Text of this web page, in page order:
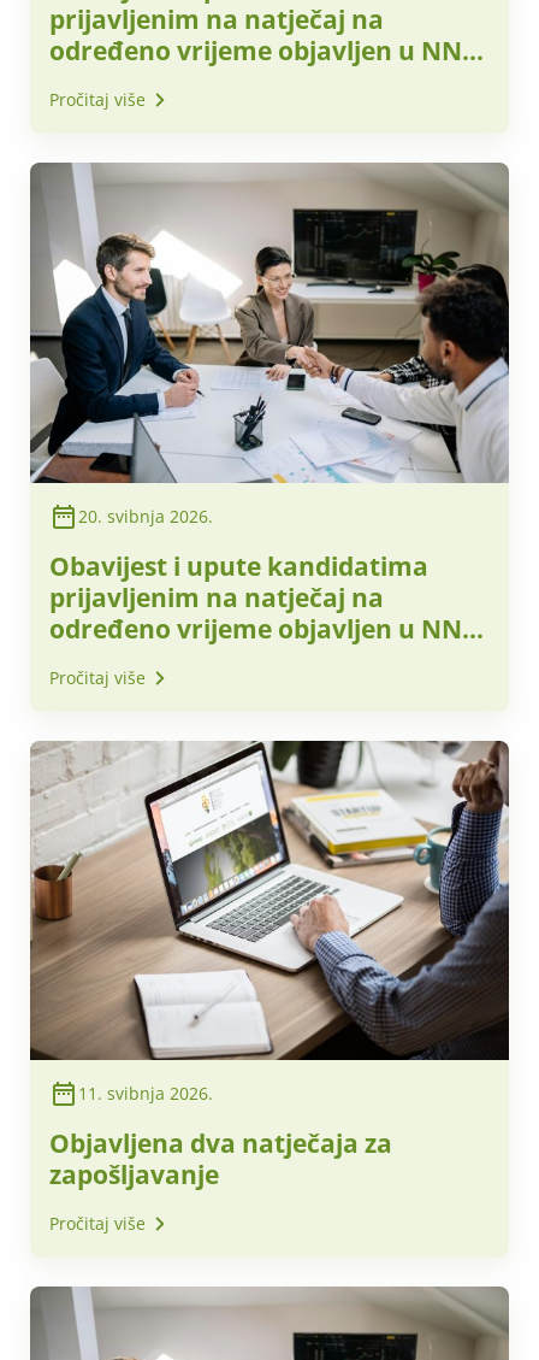
prijavljenim na natječaj na
određeno vrijeme objavljen u NN
Pročitaj više
20. svibnja 2026.
Obavijest i upute kandidatima
prijavljenim na natječaj na
određeno vrijeme objavljen u NN
Pročitaj više
11. svibnja 2026.
Objavljena dva natječaja za
zapošljavanje
Pročitaj više